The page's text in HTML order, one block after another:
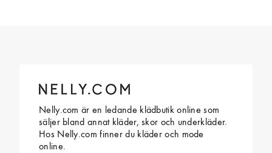
Nelly.com är en ledande klädbutik online som
säljer bland annat kläder, skor och underkläder.
Hos Nelly.com finner du kläder och mode
online.